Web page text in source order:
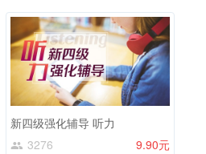
新四级强化辅导 听力
3276
9.90元